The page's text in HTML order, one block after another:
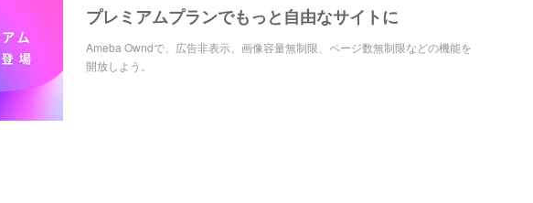
プレミアムプランでもっと自由なサイトに
Ameba Owndで、広告非表示、画像容量無制限、ページ数無制限などの機能を
開放しよう。